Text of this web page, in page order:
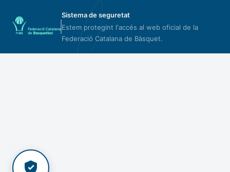
Sistema de seguretat
Estem protegint l'accés al web oficial de la
Federació Catalana de Bàsquet.